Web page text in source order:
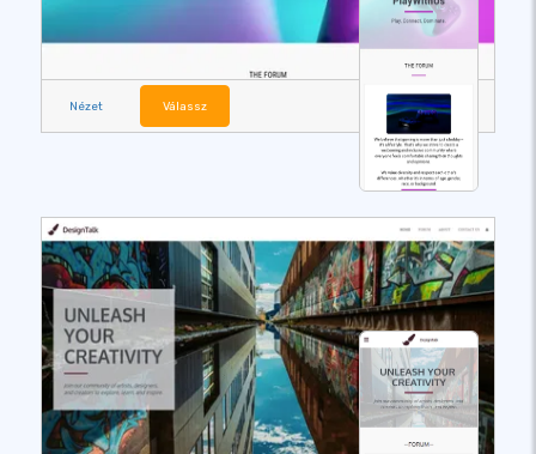
Nézet Válassz